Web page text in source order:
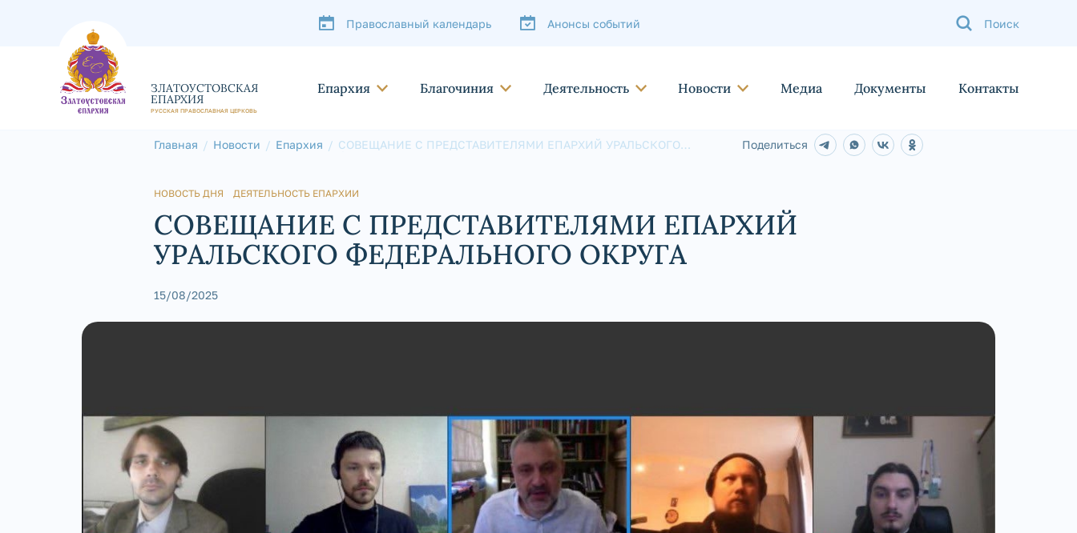
Православный календарь Анонсы событий
ЗЛАТОУСТОВСКАЯ
ЕПАРХИЯ
РУССКАЯ ПРАВОСЛАВНАЯ ЦЕРКОВЬ
Епархия Благочиния Деятельность Новости Медиа Документы Контакты
Главная Новости Епархия
СОВЕЩАНИЕ С ПРЕДСТАВИТЕЛЯМИ ЕПАРХИЙ УРАЛЬСКОГО
Поделиться
НОВОСТЬ ДНЯ ДЕЯТЕЛЬНОСТЬ ЕПАРХИИ
СОВЕЩАНИЕ С ПРЕДСТАВИТЕЛЯМИ ЕПАРХИЙ
УРАЛЬСКОГО ФЕДЕРАЛЬНОГО ОКРУГА
15/08/2025